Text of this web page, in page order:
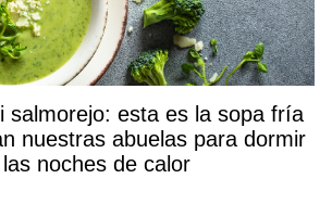
salmorejo: esta es la sopa fría
nuestras abuelas para dormir
noches de calor